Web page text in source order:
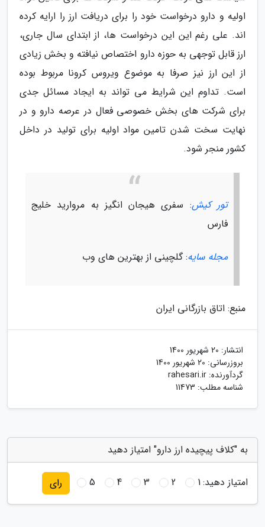
اولیه و دارو درخواست خود را برای دریافت ارز را ارایه کرده
اند. علی رغم این این درخواست ها، از ابتدای سال جاری،
ارز قابل توجهی به حوزه دارو اختصاص نیافته و بخش زیادی
از این ارز نیز صرفا به موضوع ویروس کرونا مربوط بوده
است. تداوم این شرایط می تواند به ایجاد مسائل جدی
برای شرکت های بخش خصوصی فعال در عرصه دارو و در
نهایت سخت شدن تامین مواد اولیه برای تولید در داخل
کشور منجر شود.
تور کیش: سفری هیجان انگیز به مروارید خلیج
فارس
مجله سایه: گلچینی از بهترین های وب
منبع: اتاق بازرگانی ایران
انتشار: 20 شهریور 1400
بروزرسانی: 20 شهریور 1400
گردآورنده: rahesari.ir
شناسه مطلب: 11473
به "کلاف پیچیده ارز دارو" امتیاز دهید
امتیاز دهید:1
2
3
4
5 رای